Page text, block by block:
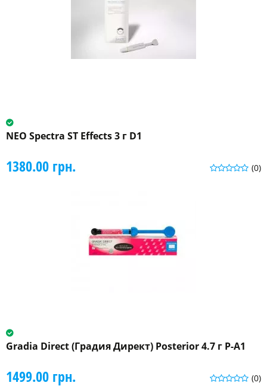
NEO Spectra ST Effects 3 г D1
(0)
1380.00 грн.
Gradia Direct (Градия Директ) Posterior 4.7 г P-A1
(0)
1499.00 грн.